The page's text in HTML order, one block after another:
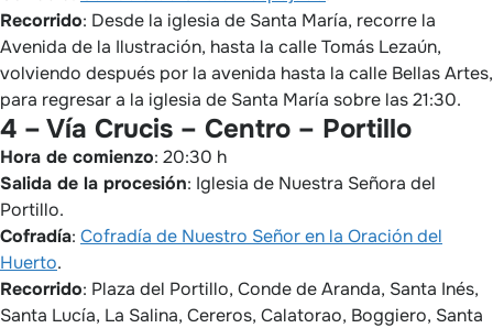
Recorrido: Desde la iglesia de Santa María, recorre la
Avenida de la Ilustración, hasta la calle Tomás Lezaún,
volviendo después por la avenida hasta la calle Bellas Artes,
para regresar a la iglesia de Santa María sobre las 21:30.
4 – Vía Crucis – Centro – Portillo
Hora de comienzo: 20:30 h
Salida de la procesión: Iglesia de Nuestra Señora del
Portillo.
Cofradía: Cofradía de Nuestro Señor en la Oración del
Huerto.
Recorrido: Plaza del Portillo, Conde de Aranda, Santa Inés,
Santa Lucía, La Salina, Cereros, Calatorao, Boggiero, Santa